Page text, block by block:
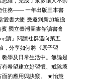
任務—— 一年出版三本書
愛書大使 受邀到新加坡擔
國立臺灣圖書館讀書會
讀」閱讀社群邁向第五
分享如何將《原子習
學及日常生活中。無論是
希望建立好習慣、戒除壞
面的應用與訣竅。 ★怡慧